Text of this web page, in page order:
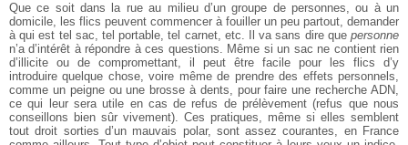
Que ce soit dans la rue au milieu d’un groupe de personnes, ou à un
domicile, les flics peuvent commencer à fouiller un peu partout, demander
à qui est tel sac, tel portable, tel carnet, etc. Il va sans dire que personne
n’a d’intérêt à répondre à ces questions. Même si un sac ne contient rien
d’illicite ou de compromettant, il peut être facile pour les flics d’y
introduire quelque chose, voire même de prendre des effets personnels,
comme un peigne ou une brosse à dents, pour faire une recherche ADN,
ce qui leur sera utile en cas de refus de prélèvement (refus que nous
conseillons bien sûr vivement). Ces pratiques, même si elles semblent
tout droit sorties d’un mauvais polar, sont assez courantes, en France